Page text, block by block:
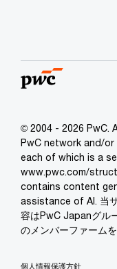
© 2004 - 2026 PwC.
PwC network and/
each of which is a
www.pwc.com/
contains content
assistance of AI. 当
容はPwC Japanグル
のメンバーファーム
個人情報保護方針